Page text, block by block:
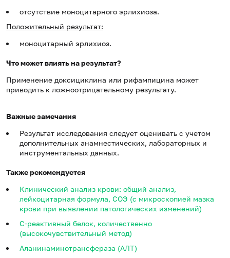
отсутствие моноцитарного эрлихиоза.
Положительный результат:
моноцитарный эрлихиоз.
Что может влиять на результат?
Применение доксициклина или рифампицина может
приводить к ложноотрицательному результату.
Важные замечания
Результат исследования следует оценивать с учетом
дополнительных анамнестических, лабораторных и
инструментальных данных.
Также рекомендуется
Клинический анализ крови: общий анализ,
лейкоцитарная формула, СОЭ (с микроскопией мазка
крови при выявлении патологических изменений)
С-реактивный белок, количественно
(высокочувствительный метод)
Аланинаминотрансфераза (АЛТ)